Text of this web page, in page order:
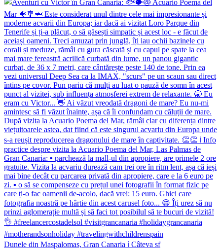
Dunele din Maspalomas, Gran Canaria ℹ️ Câteva sf